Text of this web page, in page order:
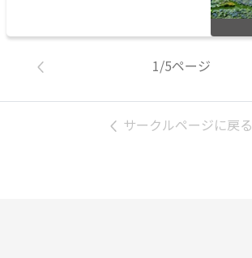
1/5ページ
サークルページに戻る